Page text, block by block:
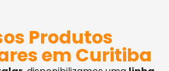
Produtos
em Curitiba